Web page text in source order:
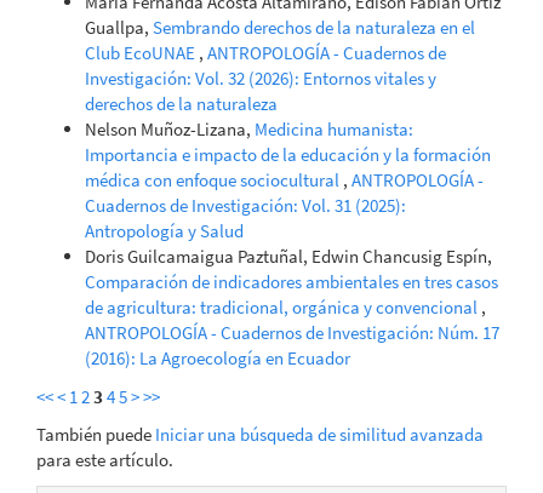
Guallpa, Sembrando derechos de la naturaleza en el
Club EcoUNAE , ANTROPOLOGÍA - Cuadernos de
Investigación: Vol. 32 (2026): Entornos vitales y
derechos de la naturaleza
Nelson Muñoz-Lizana, Medicina humanista:
Importancia e impacto de la educación y la formación
médica con enfoque sociocultural , ANTROPOLOGÍA -
Cuadernos de Investigación: Vol. 31 (2025):
Antropología y Salud
Doris Guilcamaigua Paztuñal, Edwin Chancusig Espín,
Comparación de indicadores ambientales en tres casos
de agricultura: tradicional, orgánica y convencional ,
ANTROPOLOGÍA - Cuadernos de Investigación: Núm. 17
(2016): La Agroecología en Ecuador
<<< 1 2345>>>
También puede Iniciar una búsqueda de similitud avanzada
para este artículo.